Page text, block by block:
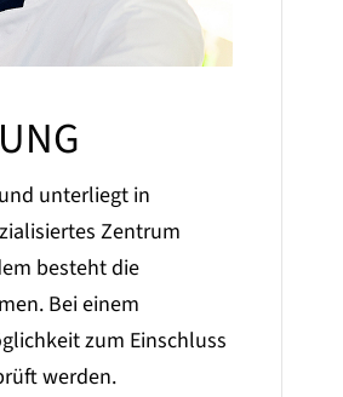
unterliegt in
Zentrum
besteht die
Bei einem
zum Einschluss
werden.